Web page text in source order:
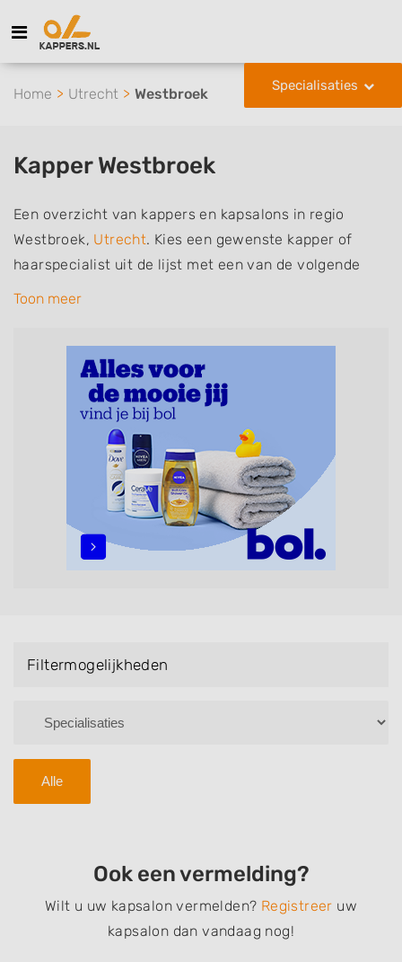
Specialisaties
Home Utrecht Westbroek
Kapper Westbroek
Een overzicht van kappers en kapsalons in regio
Westbroek, Utrecht. Kies een gewenste kapper of
haarspecialist uit de lijst met een van de volgende
specialisaties of aantekeningen: mannen of
zonder afspraak terecht kunt. De vermelde kappers
kunnen uw haren wassen, knippen, föhnen en kleuren,
maar ook helpen met extensions, balyage, invlechten,
opsteken, weave, een keratinebehandeling, een
permanent, een bruidkapsel, make-up & visagie,
epileren, schoonheidsbehandelingen, het trimmen van
een baard en pruiken. U kunt de zoekresultaten
filteren met behulp van de specialisatie filter en u
Toon meer
Filtermogelijkheden
Alle
Ook een vermelding?
Wilt u uw kapsalon vermelden? Registreer uw
kapsalon dan vandaag nog!